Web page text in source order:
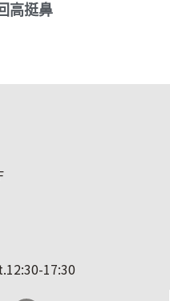
高挺鼻
17:30